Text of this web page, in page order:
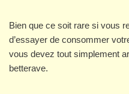
Bien que ce soit rare si vous
d’essayer de consommer
vous devez tout simplement
betterave.